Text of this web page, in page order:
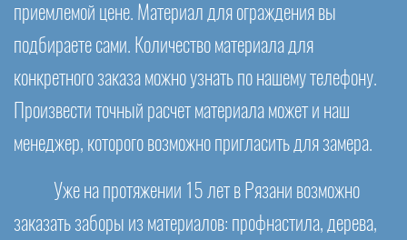
приемлемой цене. Материал для ограждения вы
подбираете сами. Количество материала для
конкретного заказа можно узнать по нашему телефону.
Произвести точный расчет материала может и наш
менеджер, которого возможно пригласить для замера.
Уже на протяжении 15 лет в Рязани возможно
заказать заборы из материалов: профнастила, дерева,